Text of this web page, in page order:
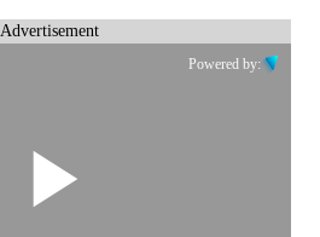
Advertisement
Powered by: